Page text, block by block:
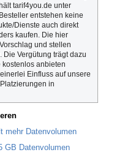
tarif4you.de unter
entstehen keine
Dienste auch direkt
kaufen. Die hier
und stellen
Die Vergütung trägt dazu
kostenlos anbieten
Einfluss auf unsere
in
mehr Datenvolumen
GB Datenvolumen